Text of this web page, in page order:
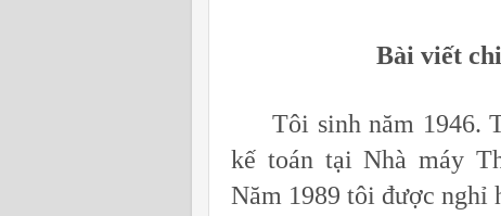
Bài viết
Tôi sinh năm 1946.
kế toán tại Nhà máy
Năm 1989 tôi được nghỉ